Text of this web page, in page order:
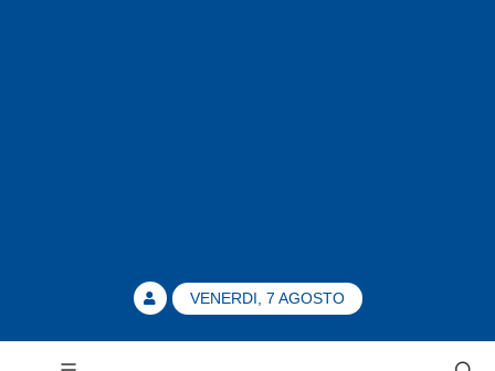
VENERDI, 7 AGOSTO